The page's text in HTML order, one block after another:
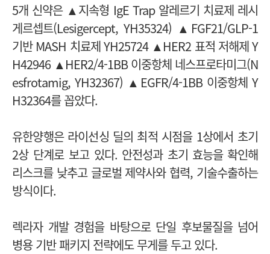
5개 신약은 ▲지속형 IgE Trap 알레르기 치료제 레시
게르셉트(Lesigercept, YH35324) ▲FGF21/GLP-1
기반 MASH 치료제 YH25724 ▲HER2 표적 저해제 Y
H42946 ▲HER2/4-1BB 이중항체 네스프로타미그(N
esfrotamig, YH32367) ▲EGFR/4-1BB 이중항체 Y
H32364를 꼽았다.
유한양행은 라이선싱 딜의 최적 시점을 1상에서 초기
2상 단계로 보고 있다. 안전성과 초기 효능을 확인해
리스크를 낮추고 글로벌 제약사와 협력, 기술수출하는
방식이다.
렉라자 개발 경험을 바탕으로 단일 후보물질을 넘어
병용 기반 패키지 전략에도 무게를 두고 있다.